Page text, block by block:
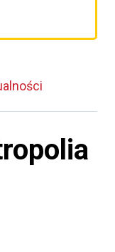
do następnego